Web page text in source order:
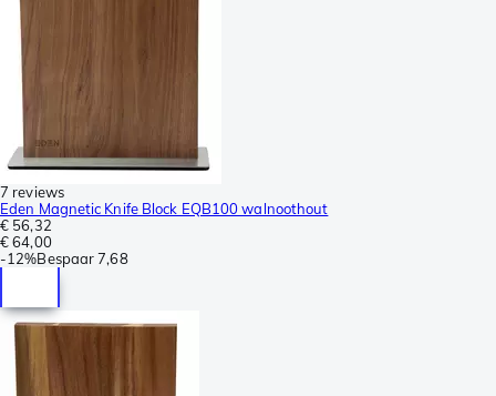
7 reviews
Eden Magnetic Knife Block EQB100 walnoothout
€ 56,32
€ 64,00
-12%Bespaar 7,68